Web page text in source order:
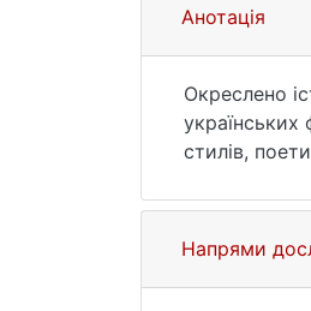
Анотація
Окреслено
українських
стилів,
антологіях.
періодів.
епілій,
Напрями